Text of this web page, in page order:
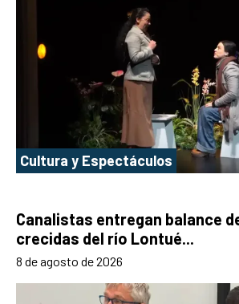
Cultura y Espectáculos
Canalistas entregan balance
crecidas del río Lontué...
8 de agosto de 2026